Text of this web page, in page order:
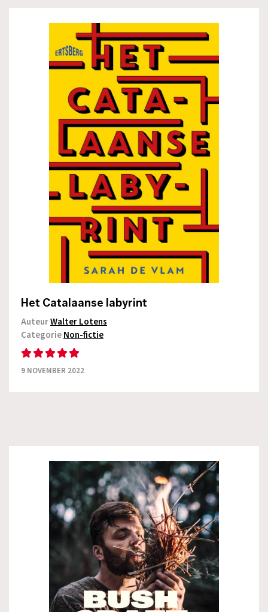
Het Catalaanse labyrint
AuteurWalter Lotens
CategorieNon-fictie
9 NOVEMBER 2022